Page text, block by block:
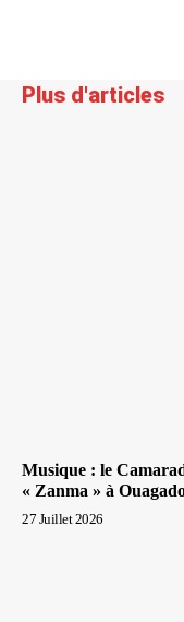
Plus d'articles
Musique : le
« Zanma » à
27 Juillet 2026